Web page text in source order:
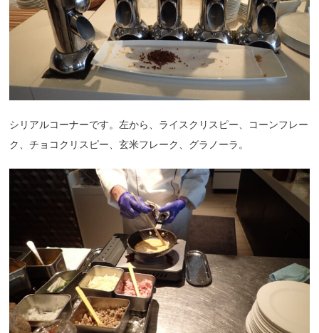
シリアルコーナーです。左から、ライスクリスピー、コーンフレー
ク、チョコクリスピー、玄米フレーク、グラノーラ。